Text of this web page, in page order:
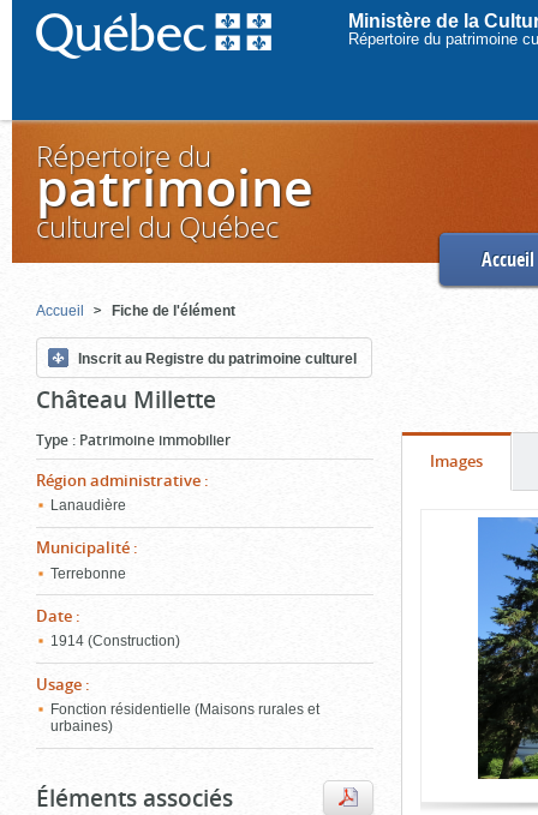
Ministère de la
Répertoire du patrimoine
Répertoire du
patrimoine
culturel du Québec
Accueil
Accueil Fiche de l'élément
Inscrit au Registre du patrimoine culturel
Château Millette
Type : Patrimoine immobilier
Région administrative :
Lanaudière
Municipalité :
Terrebonne
Date :
1914 (Construction)
Usage :
Fonction résidentielle (Maisons rurales et
urbaines)
Éléments associés
Onglet
Images(cliquer
pour
Contenu
Images